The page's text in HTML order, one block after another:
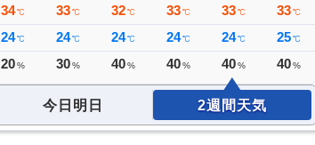
34℃
24℃
20%
33℃
24℃
30%
32℃
24℃
40%
33 ℃
24 ℃
40 %
33 ℃
24 ℃
40 %
33 ℃
25 ℃
40 %
今日明日 2週間天気